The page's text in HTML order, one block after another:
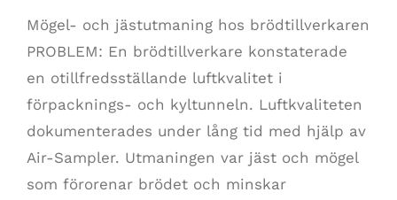
Mögel- och jästutmaning hos brödtillverkaren
PROBLEM: En brödtillverkare konstaterade
en otillfredsställande luftkvalitet i
förpacknings- och kyltunneln. Luftkvaliteten
dokumenterades under lång tid med hjälp av
Air-Sampler. Utmaningen var jäst och mögel
som förorenar brödet och minskar